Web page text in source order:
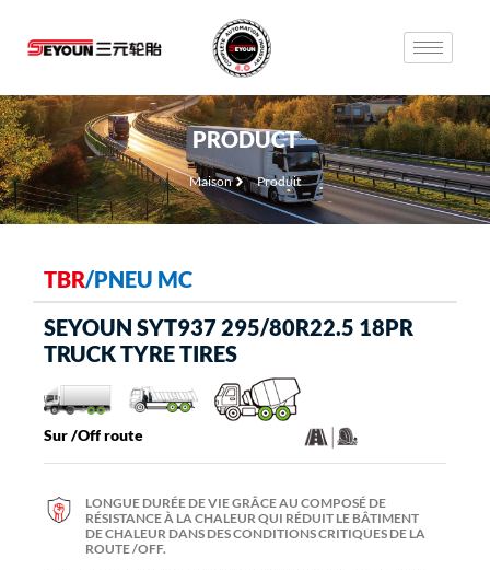
PRODUCT
Maison Produit
TBR/PNEU MC
SEYOUN SYT937 295/80R22.5 18PR
TRUCK TYRE TIRES
Sur /Off route
LONGUE DURÉE DE VIE GRÂCE AU COMPOSÉ DE
RÉSISTANCE À LA CHALEUR QUI RÉDUIT LE BÂTIMENT
DE CHALEUR DANS DES CONDITIONS CRITIQUES DE LA
ROUTE /OFF.